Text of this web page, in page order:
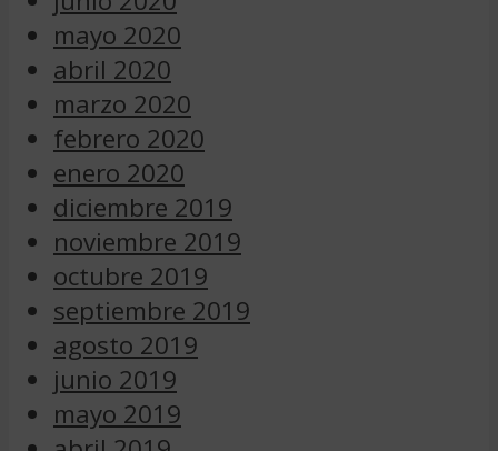
mayo 2020
abril 2020
marzo 2020
febrero 2020
enero 2020
diciembre 2019
noviembre 2019
octubre 2019
septiembre 2019
agosto 2019
junio 2019
mayo 2019